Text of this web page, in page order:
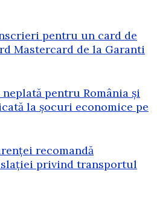
pentru un card de
Mastercard de la Garanti
pentru România și
la șocuri economice pe
recomandă
privind transportul